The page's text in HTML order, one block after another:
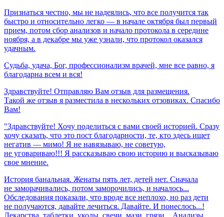
Признаться честно, мы не надеялись, что все получится так
быстро и относительно легко — в начале октября был первый
прием, потом сбор анализов и начало протокола в середине
ноября, а в декабре мы уже узнали, что протокол оказался
удачным.
Судьба, удача, Бог, профессионализм врачей, мне все равно, я
благодарна всем и вся!
Здравствуйте! Отправляю Вам отзыв для размещения.
Такой же отзыв я разместила в нескольких отзовиках. Спасибо
Вам!
"Здравствуйте! Хочу поделиться с вами своей историей. Сразу
хочу сказать, что это пост благодарности, те, кто здесь ищет
негатив — мимо! Я не навязываю, не советую,
не уговариваю!!! Я рассказываю свою историю и высказываю
свое мнение.
История банальная. Женаты пять лет, детей нет. Сначала
не заморачивались, потом заморочились, и началось...
Обследования показали, что вроде все неплохо, но раз дети
не получаются, давайте лечиться. Давайте. И понеслось...!
Лекарства, таблетки, уколы, свечи, мази, грязи... Анализы.